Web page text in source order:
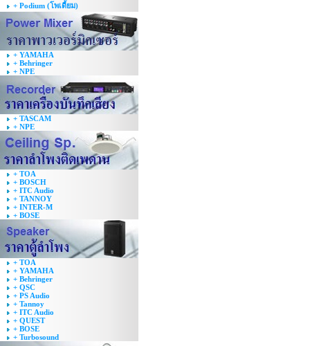
+ Podium (โพเดี้ยม)
+ YAMAHA
+ Behringer
+ NPE
+ TASCAM
+ NPE
+ TOA
+ BOSCH
+ ITC Audio
+ TANNOY
+ INTER-M
+ BOSE
+ TOA
+ YAMAHA
+ Behringer
+ QSC
+ PS Audio
+ Tannoy
+ ITC Audio
+ QUEST
+ BOSE
+ Turbosound